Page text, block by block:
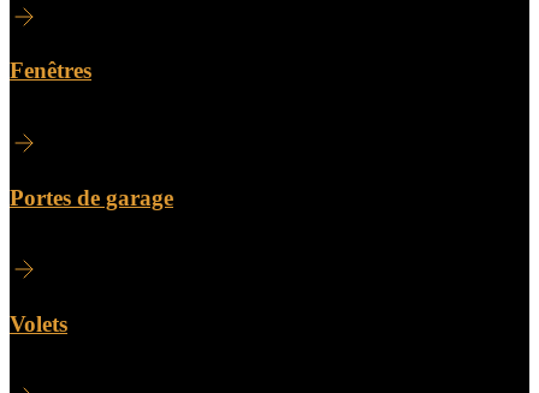
Fenêtres
Portes de garage
Volets